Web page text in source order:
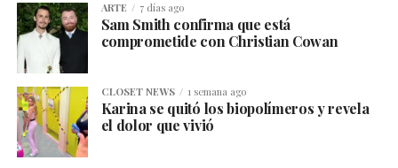
ARTE 7 días ago
Sam Smith confirma que está
comprometide con Christian Cowan
CLOSET NEWS 1 semana ago
Karina se quitó los biopolímeros y revela
el dolor que vivió